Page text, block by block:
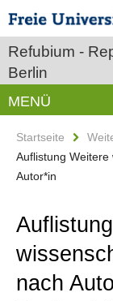
Refubium -
Berlin
MENÜ
Startseite
Auflistung Weitere
Autor*in
nach